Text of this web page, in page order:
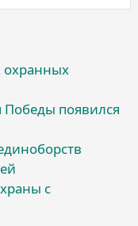
охранных
Победы появился
с